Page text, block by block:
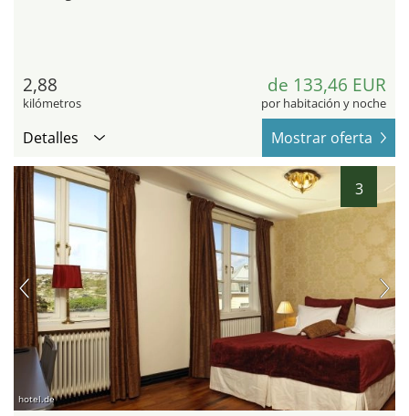
2,88
kilómetros
de 133,46 EUR
por habitación y noche
Detalles Mostrar oferta
3
hotel.de